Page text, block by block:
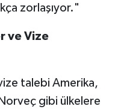
zorlaşıyor."
ve Vize
talebi Amerika,
gibi ülkelere